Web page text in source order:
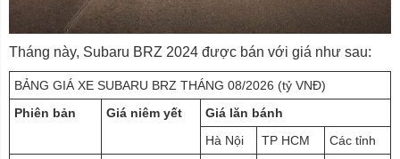
Tháng này, Subaru BRZ 2024 được bán với giá như sau:
BẢNG GIÁ XE SUBARU BRZ THÁNG 08/2026 (tỷ VNĐ)
Phiên bản
Giá niêm yết
Giá lăn bánh
Hà Nội
TP HCM
Các tỉnh